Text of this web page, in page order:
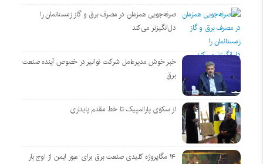
صرفه‌جویی همزمان در مصرف برق و گاز زمستانمان را
دل‌انگیزتر می‌کند
خبر خوش مدیرعامل شرکت توانیر در خصوص آینده صنعت
برق
از سکوی پارالمپیک تا خط مقدم پایداری
۱۴ مگاپروژه‌ کلیدی صنعت برق برای عبور ایمن از اوج بار